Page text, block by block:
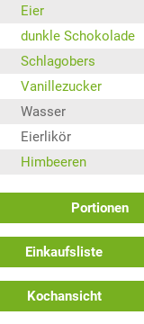
Eier
dunkle Schokolade
Schlagobers
Vanillezucker
Wasser
Eierlikör
Himbeeren
Portionen
Einkaufsliste
Kochansicht